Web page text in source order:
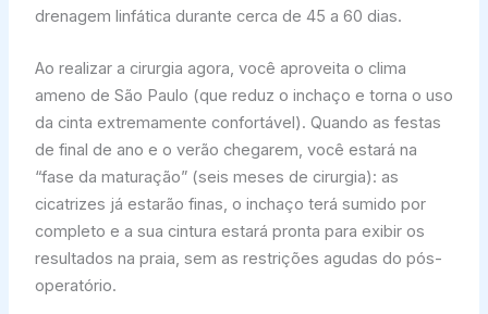
drenagem linfática durante cerca de 45 a 60 dias.
Ao realizar a cirurgia agora, você aproveita o clima
ameno de São Paulo (que reduz o inchaço e torna o uso
da cinta extremamente confortável). Quando as festas
de final de ano e o verão chegarem, você estará na
“fase da maturação” (seis meses de cirurgia): as
cicatrizes já estarão finas, o inchaço terá sumido por
completo e a sua cintura estará pronta para exibir os
resultados na praia, sem as restrições agudas do pós-
operatório.